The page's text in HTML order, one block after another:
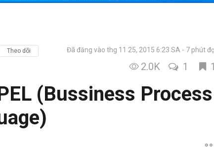
Theo dõi Đã đăng vào thg 11 25, 2015 6:23 SA 7 phút
2.0K 1 1
(Bussiness Process